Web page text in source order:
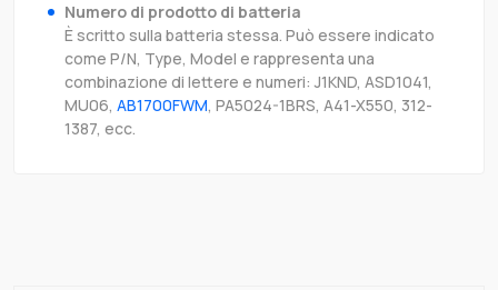
Numero di prodotto di batteria
È scritto sulla batteria stessa. Può essere indicato
come P/N, Type, Model e rappresenta una
combinazione di lettere e numeri: J1KND, ASD1041,
MU06, AB1700FWM, PA5024-1BRS, A41-X550, 312-
1387, ecc.